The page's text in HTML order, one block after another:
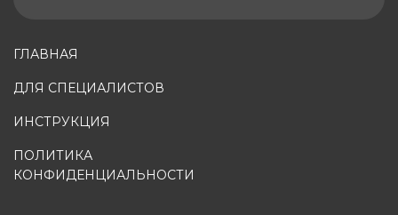
ГЛАВНАЯ
ДЛЯ СПЕЦИАЛИСТОВ
ИНСТРУКЦИЯ
ПОЛИТИКА
КОНФИДЕНЦИАЛЬНОСТИ